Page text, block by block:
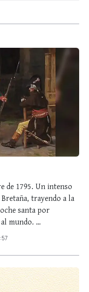
de 1795. Un intenso
trayendo a la
santa por
mundo. …